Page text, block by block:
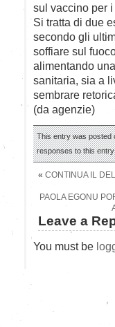
sul vaccino per
Si tratta di due
secondo gli
soffiare sul
alimentando
sanitaria, sia a
sembrare
(da agenzie)
This entry was posted
responses to this
« CONTINUA IL
PAOLA EGONU
Leave a
You must be